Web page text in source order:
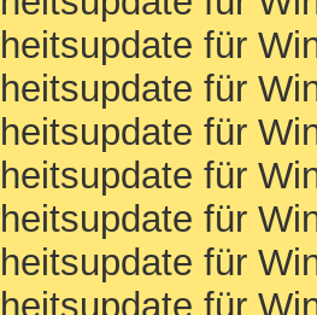
für
für
für
für
für
für
für